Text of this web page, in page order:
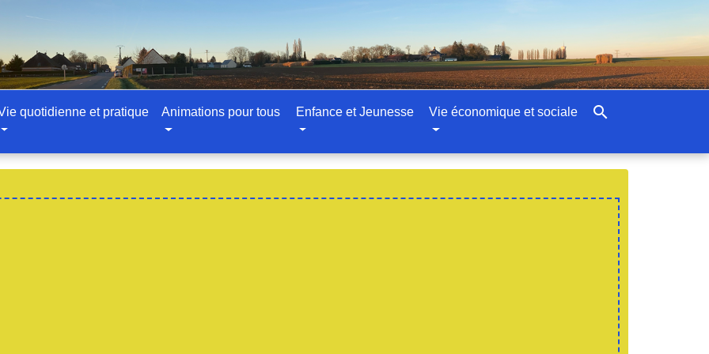
quotidienne et pratique Animations pour tous Enfance et Jeunesse Vie économique et sociale search